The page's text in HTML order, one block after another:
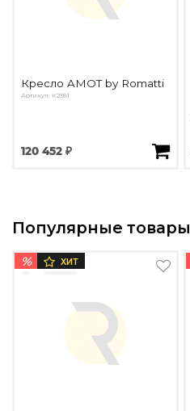
Кресло AMOT by Romatti
Артикул: K2381
120 452 ₽
Популярные товары
% ХИТ